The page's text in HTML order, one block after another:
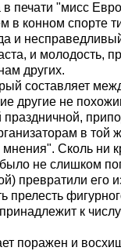
печати "мисс
в конном спорте
и
и молодость,
других.
составляет
другие не
праздничной,
в той
Сколь ни
не слишком
превратили его
прелесть
к
поражен и